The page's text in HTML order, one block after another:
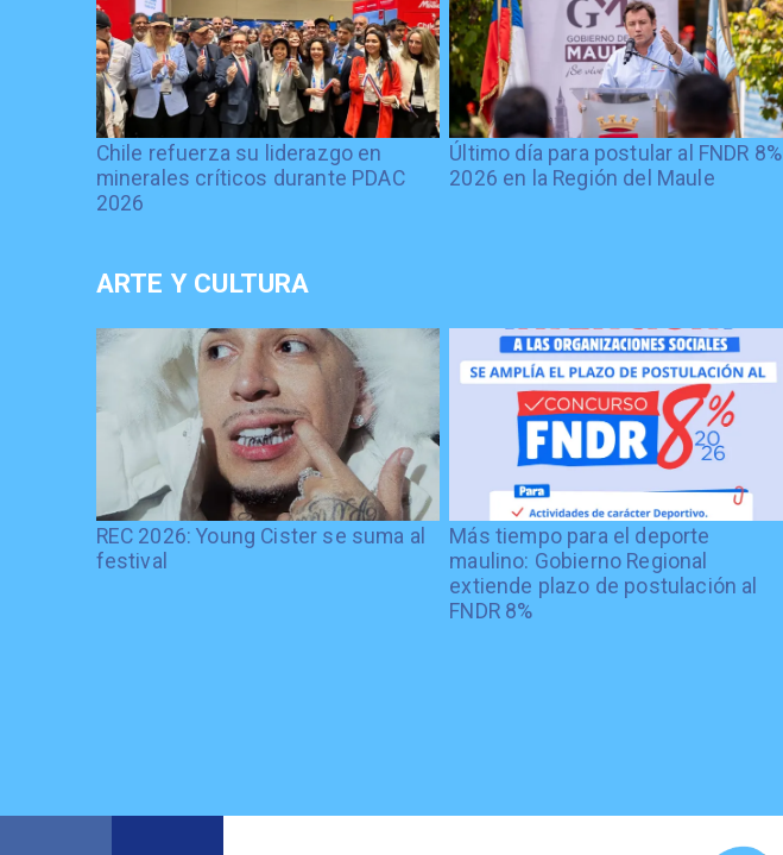
Chile refuerza su liderazgo en
minerales críticos durante PDAC
2026
Último día para postular al FNDR 8%
2026 en la Región del Maule
ARTE Y CULTURA
REC 2026: Young Cister se suma al
festival
Más tiempo para el deporte
maulino: Gobierno Regional
extiende plazo de postulación al
FNDR 8%